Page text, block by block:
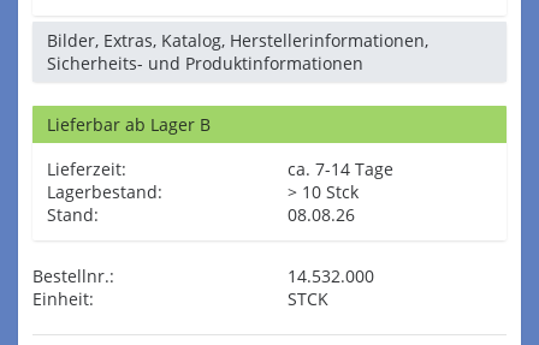
Bilder, Extras, Katalog, Herstellerinformationen,
Sicherheits- und Produktinformationen
Lieferbar ab Lager B
Lieferzeit:
ca. 7-14 Tage
Lagerbestand:
> 10 Stck
Stand:
08.08.26
Bestellnr.:
14.532.000
Einheit:
STCK